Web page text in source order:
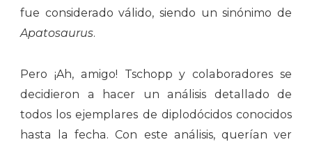
fue considerado válido, siendo un sinónimo de
Apatosaurus.
Pero ¡Ah, amigo! Tschopp y colaboradores se
decidieron a hacer un análisis detallado de
todos los ejemplares de diplodócidos conocidos
hasta la fecha. Con este análisis, querían ver